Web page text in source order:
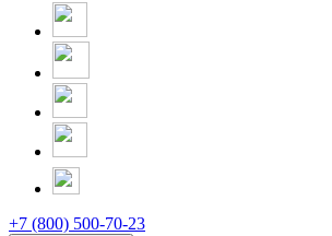
+7 (800) 500-70-23